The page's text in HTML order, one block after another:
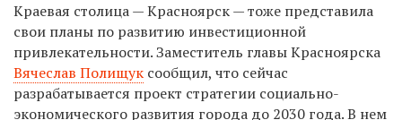
Краевая столица — Красноярск — тоже представила
свои планы по развитию инвестиционной
привлекательности. Заместитель главы Красноярска
Вячеслав Полищук сообщил, что сейчас
разрабатывается проект стратегии социально-
экономического развития города до 2030 года. В нем